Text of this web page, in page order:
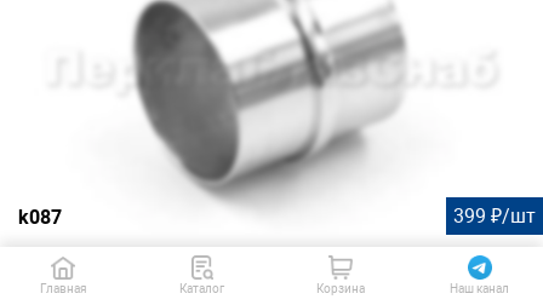
k087 399 ₽/шт
Соединитель трубы Ø50.8 мм, (AISI 304) k087
Главная Каталог Корзина Наш канал